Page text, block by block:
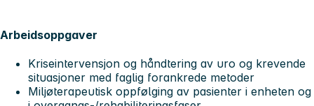
Arbeidsoppgaver
Kriseintervensjon og håndtering av uro og krevende
situasjoner med faglig forankrede metoder
Miljøterapeutisk oppfølging av pasienter i enheten og